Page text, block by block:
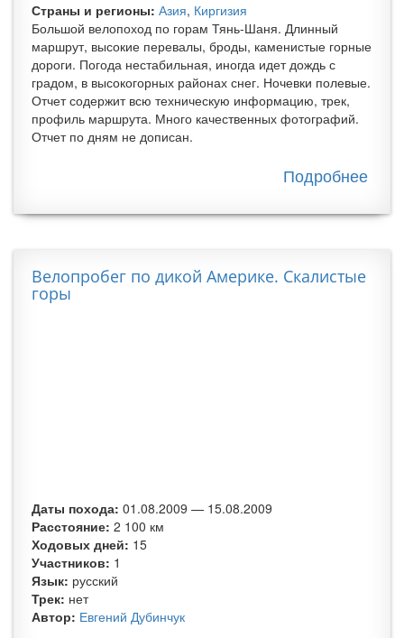
Страны и регионы: Азия, Киргизия
Большой велопоход по горам Тянь-Шаня. Длинный
маршрут, высокие перевалы, броды, каменистые горные
дороги. Погода нестабильная, иногда идет дождь с
градом, в высокогорных районах снег. Ночевки полевые.
Отчет содержит всю техническую информацию, трек,
профиль маршрута. Много качественных фотографий.
Отчет по дням не дописан.
Подробнее
Велопробег по дикой Америке. Скалистые
горы
Даты похода: 01.08.2009 — 15.08.2009
Расстояние: 2 100 км
Ходовых дней: 15
Участников: 1
Язык: русский
Трек: нет
Автор: Евгений Дубинчук